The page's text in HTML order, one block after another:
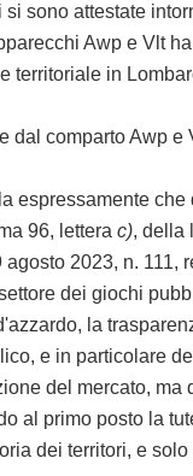
sono attestate
Awp e Vlt ha
territoriale in
Awp e
che
96, letterac), della
2023, n. 111,
dei giochi
la
in particolare
del mercato,
al primo posto la
dei territori, e